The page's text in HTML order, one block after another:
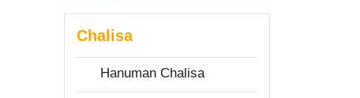
Chalisa
Hanuman Chalisa